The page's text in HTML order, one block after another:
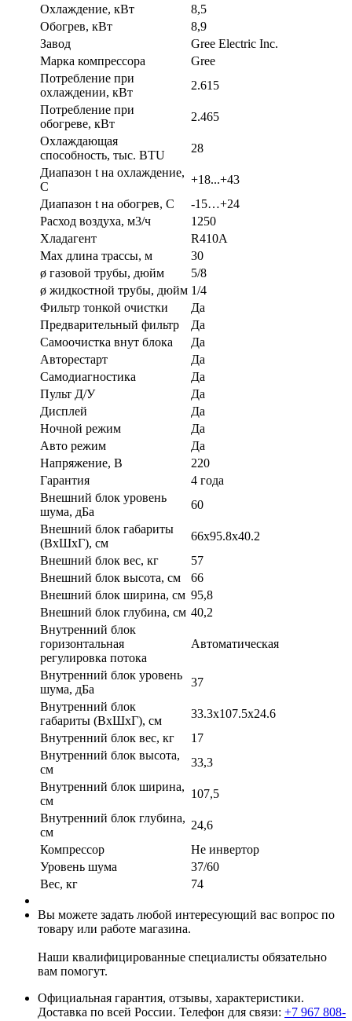
Охлаждение, кВт
8,5
Обогрев, кВт
8,9
Завод
Gree Electric Inc.
Марка компрессора
Gree
Потребление при
охлаждении, кВт
2.615
Потребление при
обогреве, кВт
2.465
Охлаждающая
способность, тыс. BTU
28
Диапазон t на охлаждение,
С
+18...+43
Диапазон t на обогрев, С
-15…+24
Расход воздуха, м3/ч
1250
Хладагент
R410A
Max длина трассы, м
30
ø газовой трубы, дюйм
5/8
ø жидкостной трубы, дюйм 1/4
Фильтр тонкой очистки
Да
Предварительный фильтр
Да
Самоочистка внут блока
Да
Авторестарт
Да
Самодиагностика
Да
Пульт Д/У
Да
Дисплей
Да
Ночной режим
Да
Авто режим
Да
Напряжение, В
220
Гарантия
4 года
Внешний блок уровень
шума, дБа
60
Внешний блок габариты
(ВхШхГ), см
66x95.8x40.2
Внешний блок вес, кг
57
Внешний блок высота, см
66
Внешний блок ширина, см 95,8
Внешний блок глубина, см 40,2
Внутренний блок
горизонтальная
регулировка потока
Автоматическая
Внутренний блок уровень
шума, дБа
37
Внутренний блок
габариты (ВхШхГ), см
33.3x107.5x24.6
Внутренний блок вес, кг
17
Внутренний блок высота,
см
33,3
Внутренний блок ширина,
см
107,5
Внутренний блок глубина,
см
24,6
Компрессор
Не инвертор
Уровень шума
37/60
Вес, кг
74
Вы можете задать любой интересующий вас вопрос по
товару или работе магазина.
Наши квалифицированные специалисты обязательно
вам помогут.
Официальная гарантия, отзывы, характеристики.
Доставка по всей России. Телефон для связи: +7 967 808-